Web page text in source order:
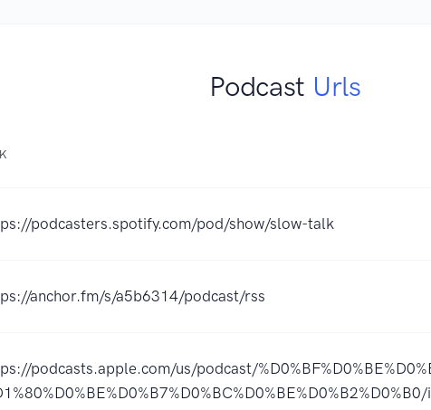
Podcast Urls
podcasters.spotify.com/pod/show/slow-talk
anchor.fm/s/a5b6314/podcast/rss
podcasts.apple.com/us/podcast/